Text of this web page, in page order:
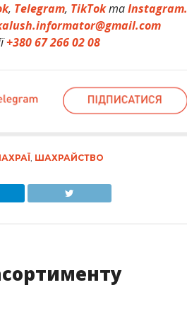
, Telegram, TikTokтаInstagram.
+380 67 266 02 08
ШАХРАЙСТВО